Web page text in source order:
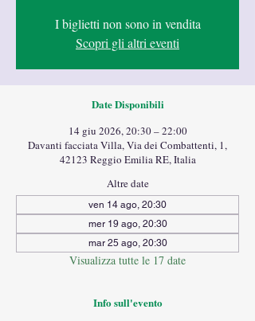
I biglietti non sono in vendita
Scopri gli altri eventi
Date Disponibili
14 giu 2026, 20:30 – 22:00
Davanti facciata Villa, Via dei Combattenti, 1,
42123 Reggio Emilia RE, Italia
Altre date
ven 14 ago, 20:30
mer 19 ago, 20:30
mar 25 ago, 20:30
Visualizza tutte le 17 date
Info sull'evento